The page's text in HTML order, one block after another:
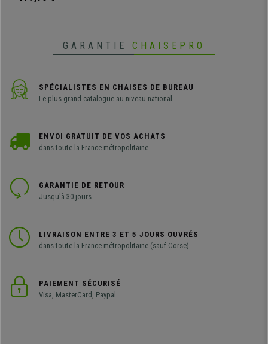
GARANTIE CHAISEPRO
SPÉCIALISTES EN CHAISES DE BUREAU
Le plus grand catalogue au niveau national
ENVOI GRATUIT DE VOS ACHATS
dans toute la France métropolitaine
GARANTIE DE RETOUR
Jusqu'à 30 jours
LIVRAISON ENTRE 3 ET 5 JOURS OUVRÉS
dans toute la France métropolitaine (sauf Corse)
PAIEMENT SÉCURISÉ
Visa, MasterCard, Paypal